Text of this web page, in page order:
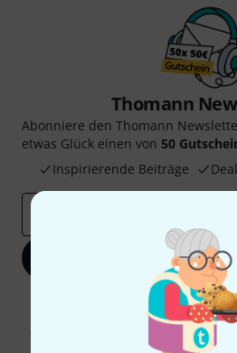
Thomann
Abonniere den Thomann
etwas Glück einen von 50
Inspirierende Beiträge
Jetzt
Mit Klick auf „Jetzt anmelden“ stimmen
Werbung und einer Messung des E-
Abmeldung ist jederzeit möglich.
unseren